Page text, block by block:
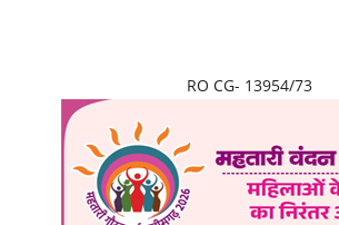
RO CG- 13954/73